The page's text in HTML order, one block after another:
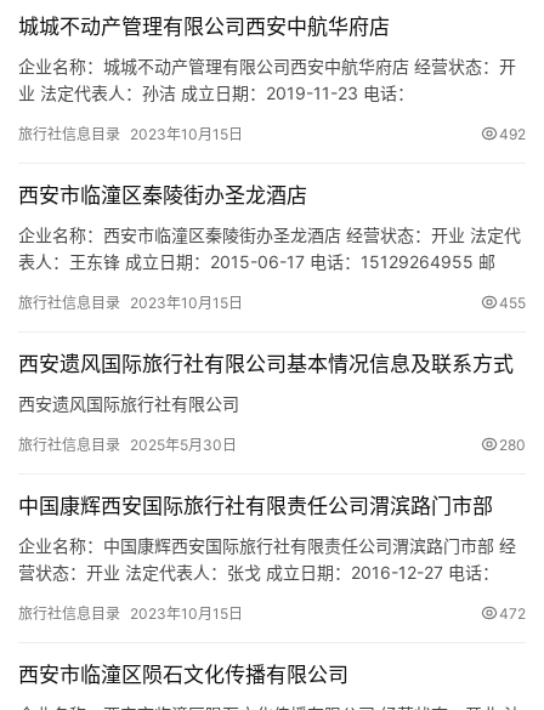
城城不动产管理有限公司西安中航华府店
企业名称：城城不动产管理有限公司西安中航华府店 经营状态：开
业 法定代表人：孙洁 成立日期：2019-11-23 电话：
91610113MA6TR70D7J 注册地址：陕西省西安市雁塔区大寨路中
代收服务;房…
旅行社信息目录 2023年10月15日 492
西安市临潼区秦陵街办圣龙酒店
企业名称：西安市临潼区秦陵街办圣龙酒店 经营状态：开业 法定代
表人：王东锋 成立日期：2015-06-17 电话：15129264955 邮
安市临潼区秦陵街办胡王小区 网址：- 经营范围：一般项目：酒店
询服务；商务代理代办服务…
旅行社信息目录 2023年10月15日 455
西安遗风国际旅行社有限公司基本情况信息及联系方式
西安遗风国际旅行社有限公司
旅行社信息目录 2025年5月30日 280
中国康辉西安国际旅行社有限责任公司渭滨路门市部
企业名称：中国康辉西安国际旅行社有限责任公司渭滨路门市部 经
营状态：开业 法定代表人：张戈 成立日期：2016-12-27 电话：
码：91610135MA6U0XDLXK 注册地址：陕西省西安市未央区渭滨
供宣传咨…
旅行社信息目录 2023年10月15日 472
西安市临潼区陨石文化传播有限公司